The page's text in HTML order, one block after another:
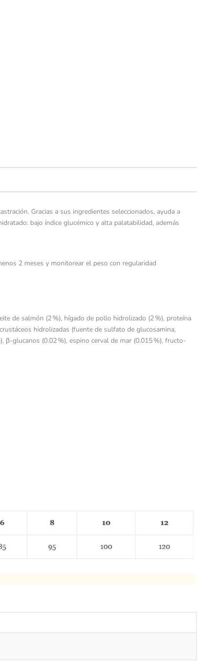
Gracias a sus ingredientes seleccionados, ayuda a
bajo índice glucémico y alta palatabilidad, además
2 meses y monitorear el peso con regularidad
de salmón (2 %), hígado de pollo hidrolizado (2 %), proteína
hidrolizadas (fuente de sulfato de glucosamina,
glucanos (0.02 %), espino cerval de mar (0.015 %), fructo-